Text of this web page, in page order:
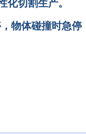
切割生产。
体碰撞时急停